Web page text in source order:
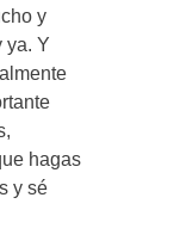
y
ya. Y
hagas
y sé